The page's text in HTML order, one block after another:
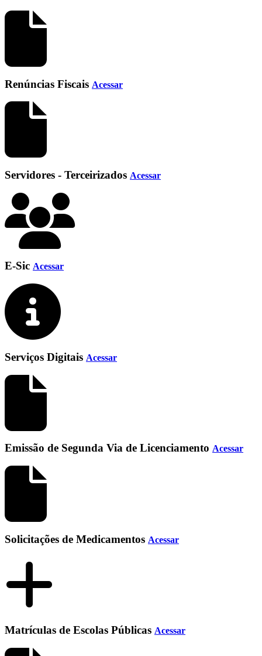
Renúncias Fiscais Acessar
Servidores - Terceirizados Acessar
E-Sic Acessar
Serviços Digitais Acessar
Emissão de Segunda Via de Licenciamento Acessar
Solicitações de Medicamentos Acessar
Matrículas de Escolas Públicas Acessar